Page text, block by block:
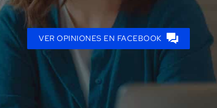
VER OPINIONES EN FACEBOOK